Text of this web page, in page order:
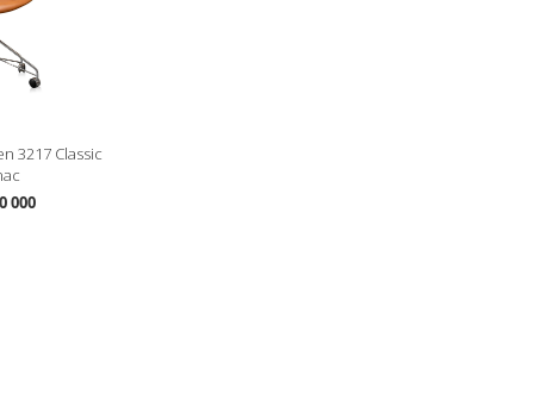
3217 Classic
000